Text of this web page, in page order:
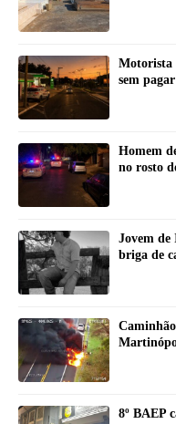
Motorista
sem
Homem
no rosto
Jovem de
briga de
8º BAEP